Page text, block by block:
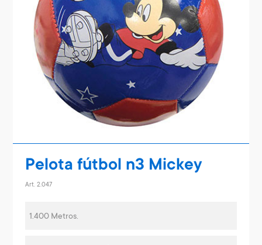
Pelota fútbol n3 Mickey
Art. 2.047
1.400 Metros.